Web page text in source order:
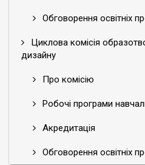
Обговорення освітніх
Циклова комісія
дизайну
Про комісію
Робочі програми
Акредитація
Обговорення освітніх